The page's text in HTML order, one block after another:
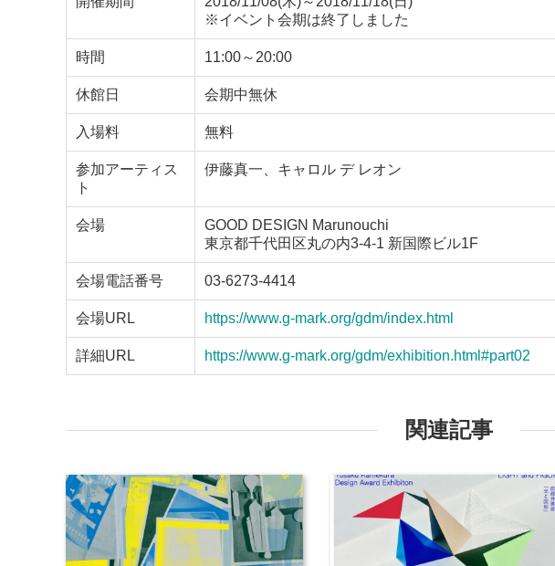
※イベント会期は終了しました
時間 11:00～20:00
休館日 会期中無休
入場料 無料
参加アーティス
ト
伊藤真一、キャロル デ レオン
会場
GOOD DESIGN Marunouchi
東京都千代田区丸の内3-4-1 新国際ビル1F
会場電話番号 03-6273-4414
会場URL https://www.g-mark.org/gdm/index.html
詳細URL https://www.g-mark.org/gdm/exhibition.html#part02
関連記事